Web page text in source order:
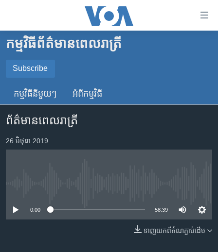
គេហទំព័រ​
ទាក់ទង
រំលង​
ទំព័រ​
ព័ត៌មាន​​
តែ​
ម្តង
រចនា
កម្ពុជា
អន្តរជាតិ
ចិន
ហេឡូវីអូអេ
កម្ពុជាច្នៃប្រតិដ្ឋ
កម្មវិធីទាំងអស់
កម្មវិធី​ព័ត៌មាន​ពេលរាត្រី
Subscribe
SUBSCRIBE
YouTube Music
កម្មវិធី​នីមួយៗ អំពី​កម្មវិធី​
ព័ត៌មានពេលរាត្រី
26 មិថុនា 2019
0:00 58:39
ទាញ​យក​ពី​តំណភ្ជាប់​ដើម